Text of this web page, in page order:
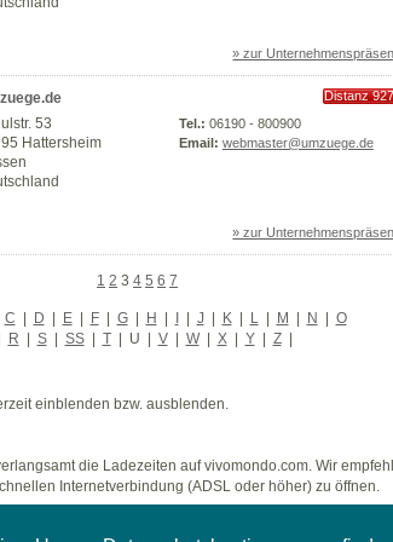
» zur
Distanz
53
Hattersheim
Tel.: 06190 - 800900
Email: webmaster@umzuege.de
» zur
1 2 3 4 5 6 7
C | D | E | F | G | H | I | J | K | L | M | N | O
R | S | SS | T | U | V | W | X | Y | Z |
einblenden bzw. ausblenden.
die Ladezeiten auf vivomondo.com. Wir
Internetverbindung (ADSL oder höher) zu öffnen.